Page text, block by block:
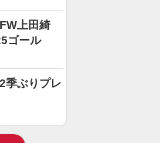
上田綺
ゴール
季ぶりプレ